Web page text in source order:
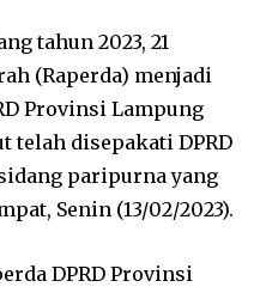
tahun 2023, 21
(Raperda) menjadi
Provinsi Lampung
telah disepakati DPRD
paripurna yang
Senin (13/02/2023).
DPRD Provinsi